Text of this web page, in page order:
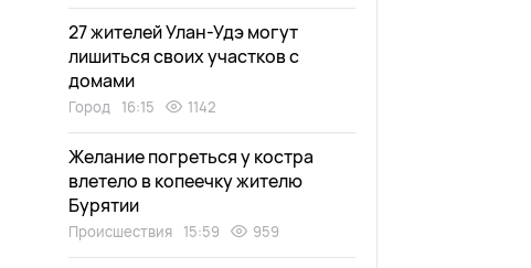
27 жителей Улан-Удэ могут
лишиться своих участков с
домами
Город 16:15 1142
Желание погреться у костра
влетело в копеечку жителю
Бурятии
Происшествия 15:59 959